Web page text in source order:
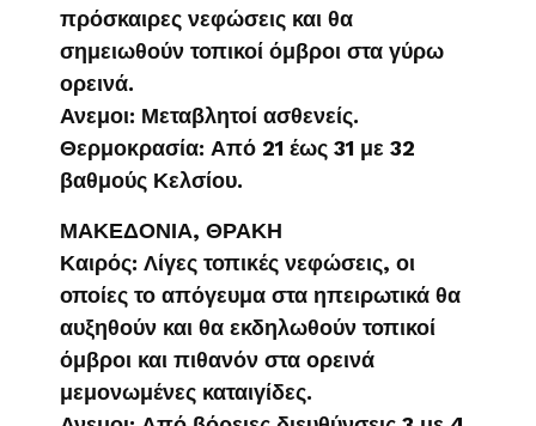
πρόσκαιρες νεφώσεις και θα
σημειωθούν τοπικοί όμβροι στα γύρω
ορεινά.
Ανεμοι: Μεταβλητοί ασθενείς.
Θερμοκρασία: Από 21 έως 31 με 32
βαθμούς Κελσίου.
ΜΑΚΕΔΟΝΙΑ, ΘΡΑΚΗ
Καιρός: Λίγες τοπικές νεφώσεις, οι
οποίες το απόγευμα στα ηπειρωτικά θα
αυξηθούν και θα εκδηλωθούν τοπικοί
όμβροι και πιθανόν στα ορεινά
μεμονωμένες καταιγίδες.